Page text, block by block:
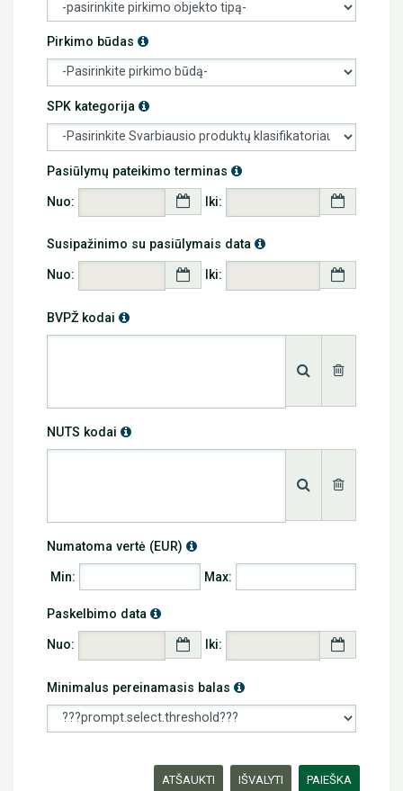
Pirkimo būdas Info
SPK kategorija Info
Pasiūlymų pateikimo terminas Info
Nuo: Iki:
Susipažinimo su pasiūlymais data Info
Nuo: Iki:
BVPŽ kodai Info
NUTS kodai Info
Numatoma vertė (EUR) Info
Min: Max:
Paskelbimo data Info
Nuo: Iki:
Minimalus pereinamasis balas Info